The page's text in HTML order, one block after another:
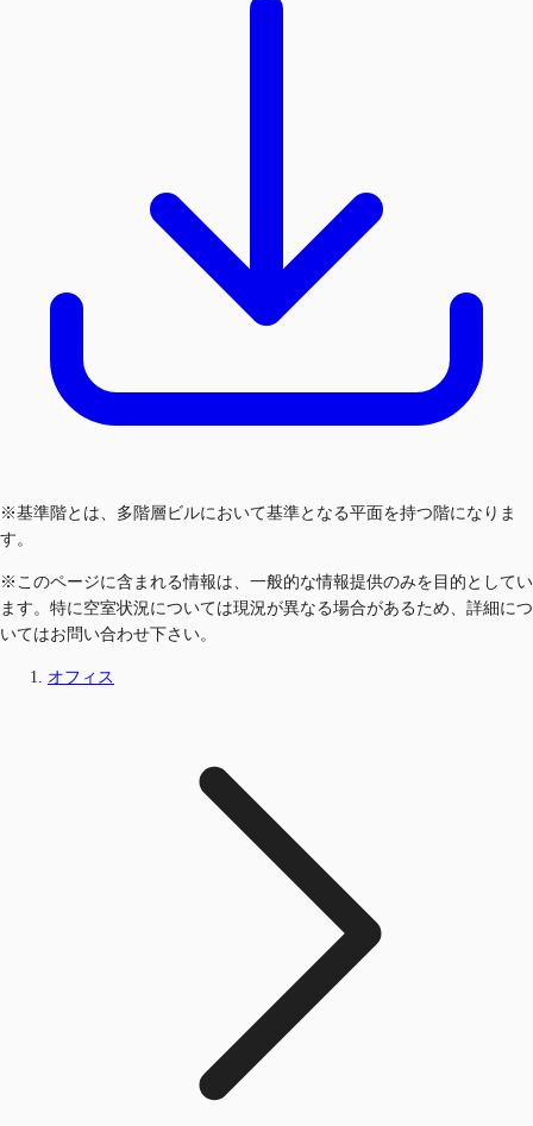
※基準階とは、多階層ビルにおいて基準となる平面を持つ階になりま
す。
※このページに含まれる情報は、一般的な情報提供のみを目的としてい
ます。特に空室状況については現況が異なる場合があるため、詳細につ
いてはお問い合わせ下さい。
オフィス